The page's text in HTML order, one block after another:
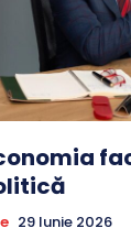
29 Iunie 2026